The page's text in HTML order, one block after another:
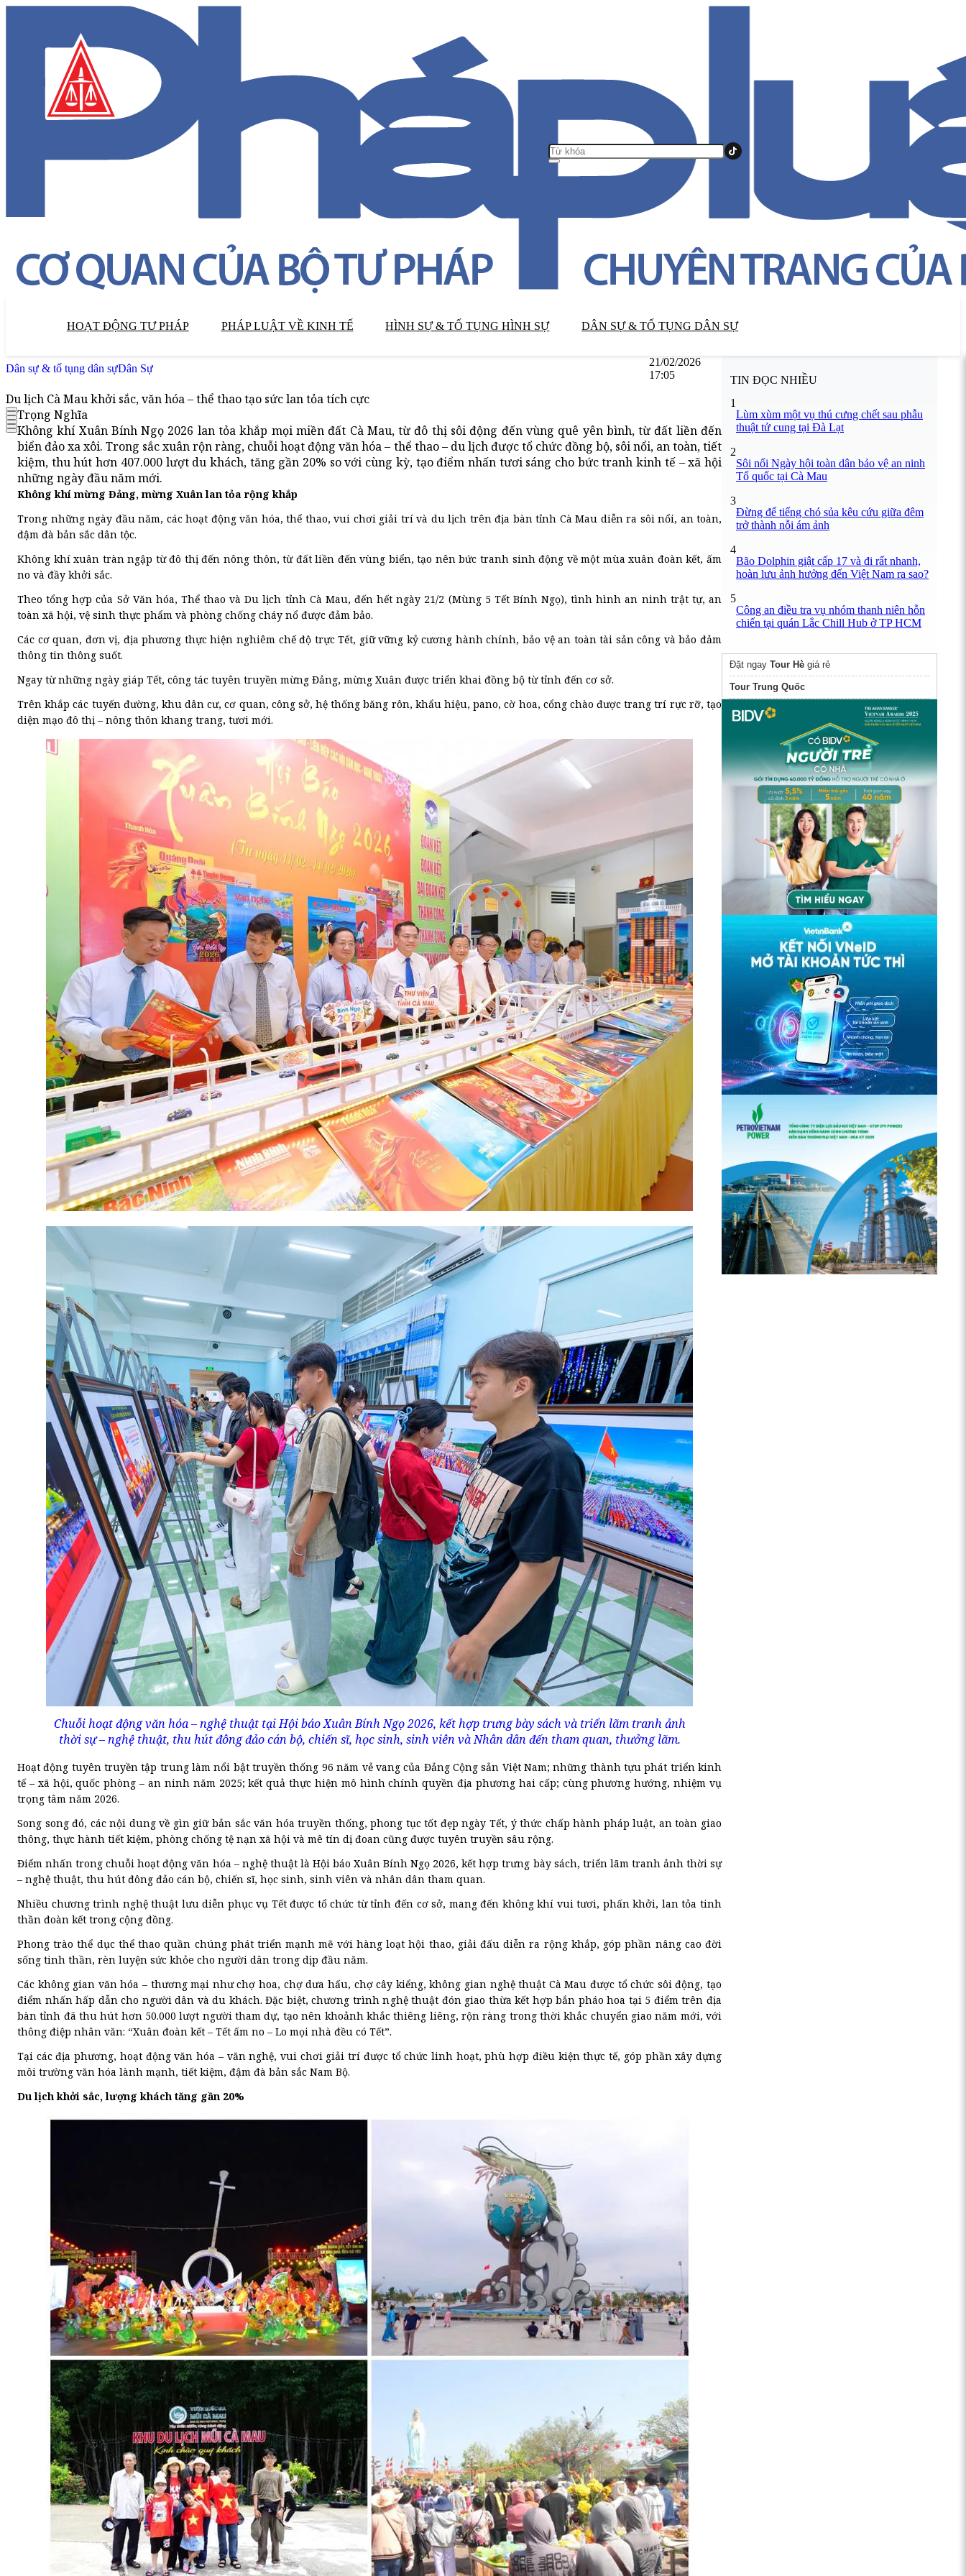
HOẠT ĐỘNG TƯ PHÁP PHÁP LUẬT VỀ KINH TẾ HÌNH SỰ & TỐ TỤNG HÌNH SỰ DÂN SỰ & TỐ TỤNG DÂN SỰ
Dân sự & tố tụng dân sựDân Sự
21/02/2026
17:05
Du lịch Cà Mau khởi sắc, văn hóa – thể thao tạo sức lan tỏa tích cực
Trọng Nghĩa
Không khí Xuân Bính Ngọ 2026 lan tỏa khắp mọi miền đất Cà Mau, từ đô thị sôi động đến vùng quê yên bình, từ đất liền đến
biển đảo xa xôi. Trong sắc xuân rộn ràng, chuỗi hoạt động văn hóa – thể thao – du lịch được tổ chức đồng bộ, sôi nổi, an toàn, tiết
kiệm, thu hút hơn 407.000 lượt du khách, tăng gần 20% so với cùng kỳ, tạo điểm nhấn tươi sáng cho bức tranh kinh tế – xã hội
những ngày đầu năm mới.
Không khí mừng Đảng, mừng Xuân lan tỏa rộng khắp
Trong những ngày đầu năm, các hoạt động văn hóa, thể thao, vui chơi giải trí và du lịch trên địa bàn tỉnh Cà Mau diễn ra sôi nổi, an toàn,
đậm đà bản sắc dân tộc.
Không khí xuân tràn ngập từ đô thị đến nông thôn, từ đất liền đến vùng biển, tạo nên bức tranh sinh động về một mùa xuân đoàn kết, ấm
no và đầy khởi sắc.
Theo tổng hợp của Sở Văn hóa, Thể thao và Du lịch tỉnh Cà Mau, đến hết ngày 21/2 (Mùng 5 Tết Bính Ngọ), tình hình an ninh trật tự, an
toàn xã hội, vệ sinh thực phẩm và phòng chống cháy nổ được đảm bảo.
Các cơ quan, đơn vị, địa phương thực hiện nghiêm chế độ trực Tết, giữ vững kỷ cương hành chính, bảo vệ an toàn tài sản công và bảo đảm
thông tin thông suốt.
Ngay từ những ngày giáp Tết, công tác tuyên truyền mừng Đảng, mừng Xuân được triển khai đồng bộ từ tỉnh đến cơ sở.
Trên khắp các tuyến đường, khu dân cư, cơ quan, công sở, hệ thống băng rôn, khẩu hiệu, pano, cờ hoa, cổng chào được trang trí rực rỡ, tạo
diện mạo đô thị – nông thôn khang trang, tươi mới.
Chuỗi hoạt động văn hóa – nghệ thuật tại Hội báo Xuân Bính Ngọ 2026, kết hợp trưng bày sách và triển lãm tranh ảnh
thời sự – nghệ thuật, thu hút đông đảo cán bộ, chiến sĩ, học sinh, sinh viên và Nhân dân đến tham quan, thưởng lãm.
Hoạt động tuyên truyền tập trung làm nổi bật truyền thống 96 năm vẻ vang của Đảng Cộng sản Việt Nam; những thành tựu phát triển kinh
tế – xã hội, quốc phòng – an ninh năm 2025; kết quả thực hiện mô hình chính quyền địa phương hai cấp; cùng phương hướng, nhiệm vụ
trọng tâm năm 2026.
Song song đó, các nội dung về gìn giữ bản sắc văn hóa truyền thống, phong tục tốt đẹp ngày Tết, ý thức chấp hành pháp luật, an toàn giao
thông, thực hành tiết kiệm, phòng chống tệ nạn xã hội và mê tín dị đoan cũng được tuyên truyền sâu rộng.
Điểm nhấn trong chuỗi hoạt động văn hóa – nghệ thuật là Hội báo Xuân Bính Ngọ 2026, kết hợp trưng bày sách, triển lãm tranh ảnh thời sự
– nghệ thuật, thu hút đông đảo cán bộ, chiến sĩ, học sinh, sinh viên và nhân dân tham quan.
Nhiều chương trình nghệ thuật lưu diễn phục vụ Tết được tổ chức từ tỉnh đến cơ sở, mang đến không khí vui tươi, phấn khởi, lan tỏa tinh
thần đoàn kết trong cộng đồng.
Phong trào thể dục thể thao quần chúng phát triển mạnh mẽ với hàng loạt hội thao, giải đấu diễn ra rộng khắp, góp phần nâng cao đời
sống tinh thần, rèn luyện sức khỏe cho người dân trong dịp đầu năm.
Các không gian văn hóa – thương mại như chợ hoa, chợ dưa hấu, chợ cây kiểng, không gian nghệ thuật Cà Mau được tổ chức sôi động, tạo
điểm nhấn hấp dẫn cho người dân và du khách. Đặc biệt, chương trình nghệ thuật đón giao thừa kết hợp bắn pháo hoa tại 5 điểm trên địa
bàn tỉnh đã thu hút hơn 50.000 lượt người tham dự, tạo nên khoảnh khắc thiêng liêng, rộn ràng trong thời khắc chuyển giao năm mới, với
thông điệp nhân văn: “Xuân đoàn kết – Tết ấm no – Lo mọi nhà đều có Tết”.
Tại các địa phương, hoạt động văn hóa – văn nghệ, vui chơi giải trí được tổ chức linh hoạt, phù hợp điều kiện thực tế, góp phần xây dựng
môi trường văn hóa lành mạnh, tiết kiệm, đậm đà bản sắc Nam Bộ.
Du lịch khởi sắc, lượng khách tăng gần 20%
TIN ĐỌC NHIỀU
1
Lùm xùm một vụ thú cưng chết sau phẫu
thuật tử cung tại Đà Lạt
2
Sôi nổi Ngày hội toàn dân bảo vệ an ninh
Tổ quốc tại Cà Mau
3
Đừng để tiếng chó sủa kêu cứu giữa đêm
trở thành nỗi ám ảnh
4
Bão Dolphin giật cấp 17 và đi rất nhanh,
hoàn lưu ảnh hưởng đến Việt Nam ra sao?
5
Công an điều tra vụ nhóm thanh niên hỗn
chiến tại quán Lắc Chill Hub ở TP HCM
Đặt ngay Tour Hè giá rẻ
Tour Trung Quốc